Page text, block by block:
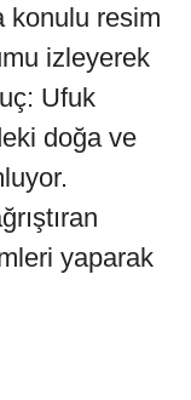
konulu resim
izleyerek
Ufuk
doğa ve
yaparak